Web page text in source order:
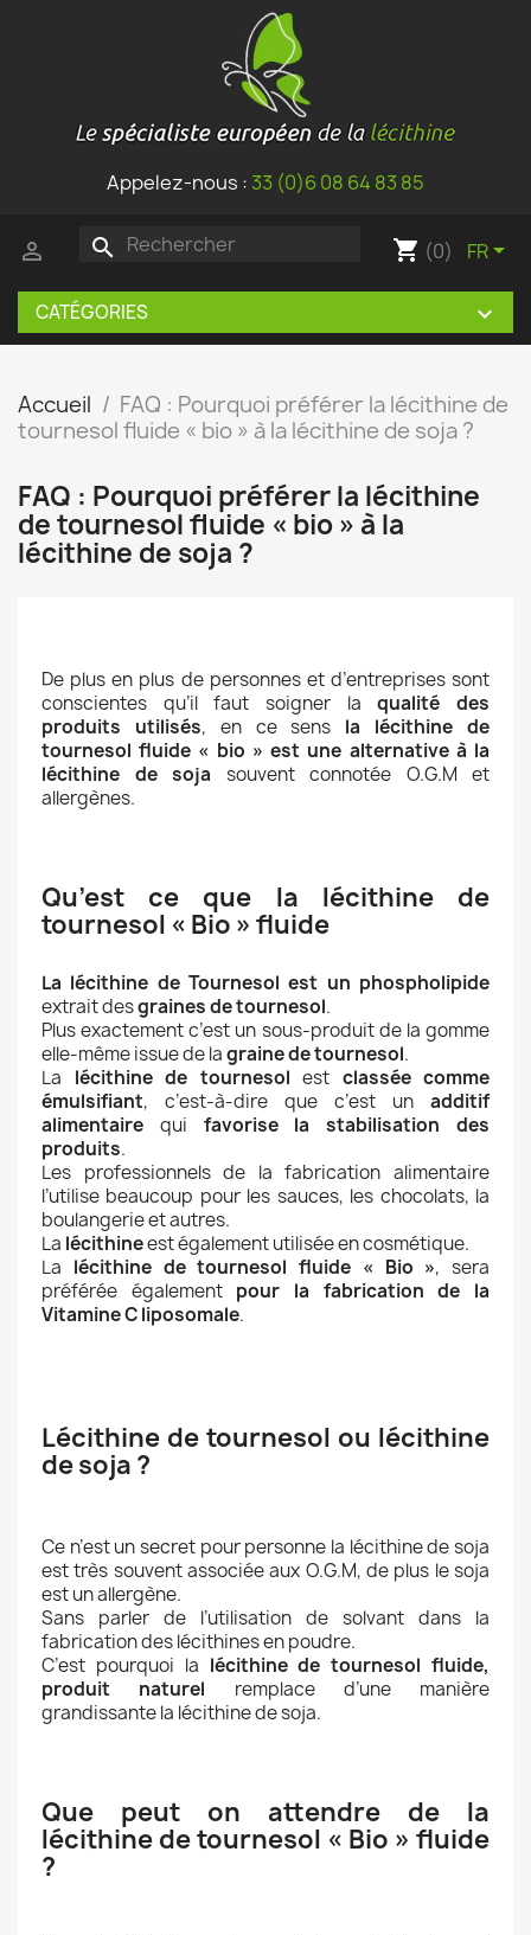
Appelez-nous : 33 (0)6 08 64 83 85
 search shopping_cart (0) FR
CATÉGORIES 
Accueil
FAQ : Pourquoi préférer la lécithine de
tournesol fluide « bio » à la lécithine de soja ?
FAQ : Pourquoi préférer la lécithine
de tournesol fluide « bio » à la
lécithine de soja ?
De plus en plus de personnes et d’entreprises sont
conscientes qu’il faut soigner laqualité des
produits utilisés, en ce sens la lécithine de
tournesol fluide « bio » est une alternative à la
lécithine de soja souvent connotée O.G.M et
allergènes.
Qu’est ce que la lécithine de
tournesol « Bio » fluide
La lécithine de Tournesol est un phospholipide
extrait desgraines de tournesol.
Plus exactement c’est un sous-produit de la gomme
elle-même issue de lagraine de tournesol.
La lécithine de tournesol est classée comme
émulsifiant, c’est-à-dire que c’est un additif
alimentaire qui favorise la stabilisation des
produits.
Les professionnels de la fabrication alimentaire
l’utilise beaucoup pour les sauces, les chocolats, la
boulangerie et autres.
La lécithineest également utilisée en cosmétique.
La lécithine de tournesol fluide « Bio », sera
préférée également pour la fabrication de la
Vitamine C liposomale.
Lécithine de tournesol ou lécithine
de soja ?
Ce n’est un secret pour personne la lécithine de soja
est très souvent associée aux O.G.M, de plus le soja
est un allergène.
Sans parler de l’utilisation de solvant dans la
fabrication des lécithines en poudre.
C’est pourquoi la lécithine de tournesol fluide,
produit naturel remplace d’une manière
grandissante la lécithine de soja.
Que peut on attendre de la
lécithine de tournesol « Bio » fluide
?